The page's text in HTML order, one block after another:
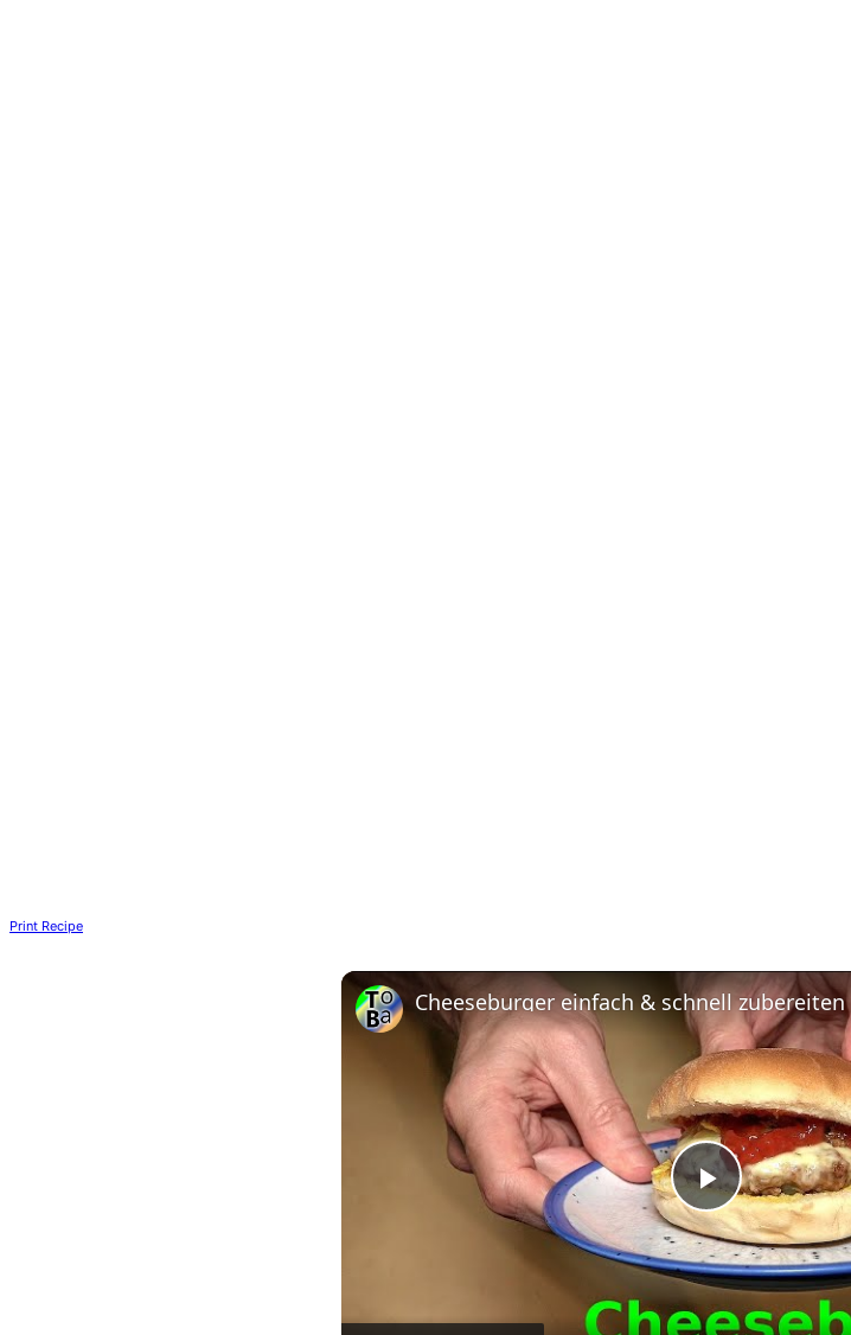
Print Recipe
Play
Video
Cheeseburger einfach & schnell zubereiten